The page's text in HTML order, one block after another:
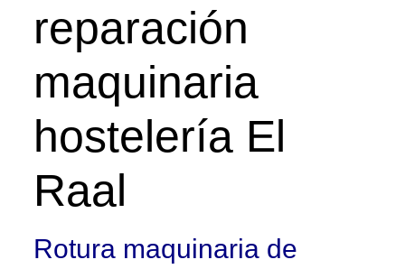
reparación
maquinaria
hostelería El
Raal
Rotura maquinaria de